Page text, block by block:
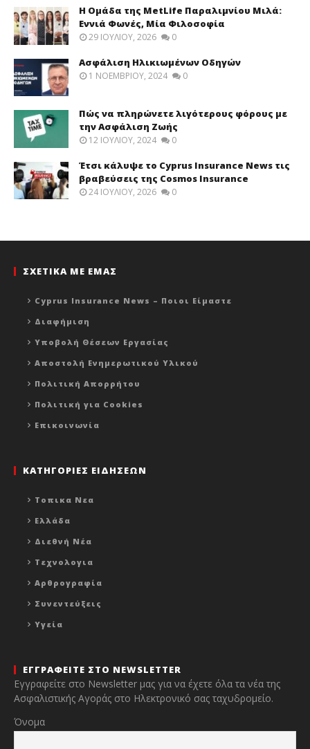
Η Ομάδα της MetLife Παραλιμνίου Μιλά:
Εννιά Φωνές, Μία Φιλοσοφία
29 ΙΟΥΛΊΟΥ, 2026 0
Ασφάλιση Ηλικιωμένων Οδηγών
1 ΝΟΕΜΒΡΊΟΥ, 2024 0
Πώς να πληρώνετε λιγότερους φόρους με
την Ασφάλιση Ζωής
12 ΙΟΥΛΊΟΥ, 2024 0
Έτσι κάλυψε το Cyprus Insurance News τις
βραβεύσεις της Cosmos Insurance
24 ΙΟΥΛΊΟΥ, 2026 0
ΣΧΕΤΙΚΑ ΜΕ ΕΜΑΣ
Cyprus Insurance News – Ποιοι Είμαστε
Διαφήμιση
Υποβολή Θέσεων Εργασίας
Αποστολή Ενημερωτικού Υλικού
Πολιτική Απορρήτου
Πολιτική για Cookies
Επικοινωνία
ΚΑΤΗΓΟΡΙΕΣ ΕΙΔΗΣΕΩΝ
Τοπικα Νεα
Ελλάδα
Διεθνή Νέα
Τεχνολογια
Αρθρογραφία
Συνεντεύξεις
Υγεία
ΕΓΓΡΑΦΕΙΤΕ ΣΤΟ NEWSLETTER
Εγγραφείτε στο Newsletter μας για να έχετε όλα τα νέα της
Ασφαλιστικής Αγοράς στο Ηλεκτρονικό σας ταχυδρομείο.
Όνομα